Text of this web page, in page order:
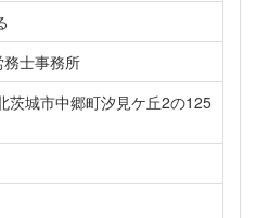
士事務所
城市中郷町汐見ケ丘2の125